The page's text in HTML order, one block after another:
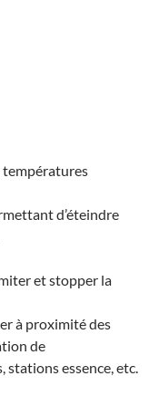
d’éteindre
et stopper la
à proximité des
de
stations essence, etc.